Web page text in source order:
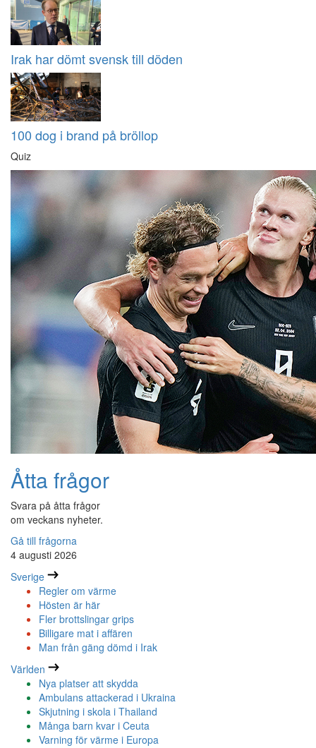
Irak har dömt svensk till döden
100 dog i brand på bröllop
Quiz
Åtta frågor
Svara på åtta frågor
om veckans nyheter.
Gå till frågorna
4 augusti 2026
Sverige
Regler om värme
Hösten är här
Fler brottslingar grips
Billigare mat i affären
Man från gäng dömd i Irak
Världen
Nya platser att skydda
Ambulans attackerad i Ukraina
Skjutning i skola i Thailand
Många barn kvar i Ceuta
Varning för värme i Europa